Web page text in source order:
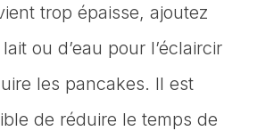
trop épaisse, ajoutez
ou d’eau pour l’éclaircir
les pancakes. Il est
de réduire le temps de